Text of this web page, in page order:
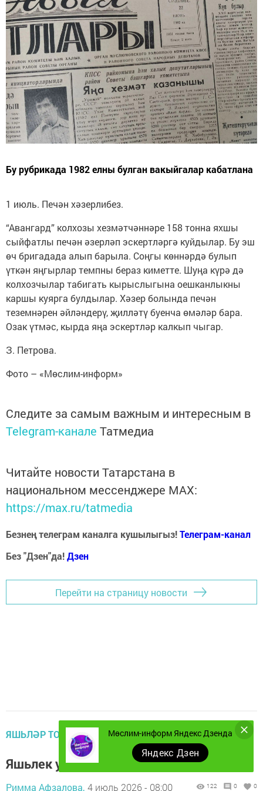
Бу рубрикада 1982 елны булган вакыйгалар кабатлана
1 июль. Печән хәзерлибез.
“Авангард” колхозы хезмәтчәннәре 158 тонна яхшы
сыйфатлы печән әзерләп эскертләргә куйдылар. Бу эш
өч бригадада алып барыла. Соңгы көннәрдә булып
үткән яңгырлар темпны бераз киметте. Шуңа күрә дә
колхозчылар табигать кырыслыгына оешканлыкны
каршы куярга булдылар. Хәзер болында печән
теземнәрен әйләндерү, җилләтү буенча өмәләр бара.
Озак үтмәс, кырда яңа эскертләр калкып чыгар.
З. Петрова.
Фото – «Мөслим-информ»
Следите за самым важным и интересным в
Telegram-канале Татмедиа
Читайте новости Татарстана в
национальном мессенджере MАХ:
https://max.ru/tatmedia
Безнең телеграм каналга кушылыгыз!Телеграм-канал
Без "Дзен"да!Дзен
Перейти на страницу новости
ЯШЬЛӘР ТОРМЫШЫ
Яшьлек урамында бәйрәм
Римма Афзалова, 4 июль 2026 - 08:00 122 0 0
Мөслим-информ Яндекс Дзенда
Яндекс Дзен